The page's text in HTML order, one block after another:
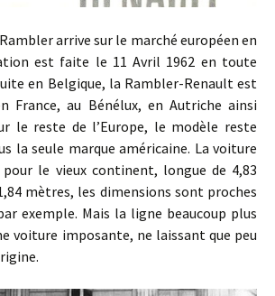
arrive sur le marché européen en
est faite le 11 Avril 1962 en toute
en Belgique, la Rambler-Renault est
France, au Bénélux, en Autriche ainsi
le reste de l’Europe, le modèle reste
la seule marque américaine. La voiture
le vieux continent, longue de 4,83
mètres, les dimensions sont proches
exemple. Mais la ligne beaucoup plus
voiture imposante, ne laissant que peu